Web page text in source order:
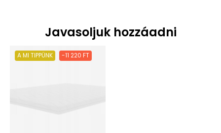
Javasoljuk hozzáadni
A MI TIPPÜNK -11 220 FT